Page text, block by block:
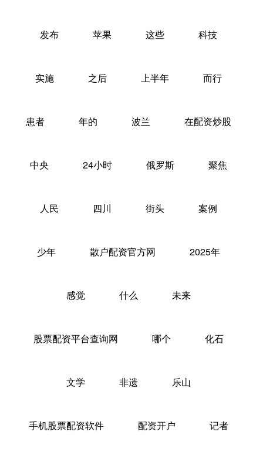
发布 苹果 这些 科技
实施 之后 上半年 而行
患者 年的 波兰 在配资炒股
中央 24小时 俄罗斯 聚焦
人民 四川 街头 案例
少年 散户配资官方网 2025年
感觉 什么 未来
股票配资平台查询网 哪个 化石
文学 非遗 乐山
手机股票配资软件 配资开户 记者